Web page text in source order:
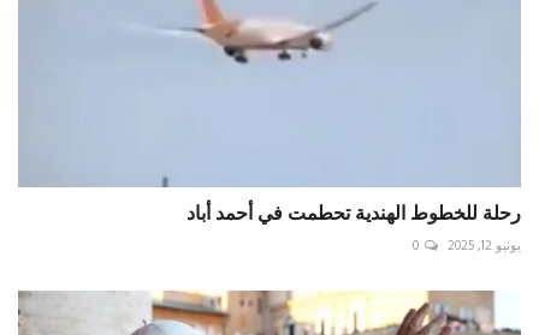
رحلة للخطوط الهندية تحطمت في أحمد أباد
يونيو 12, 2025 0